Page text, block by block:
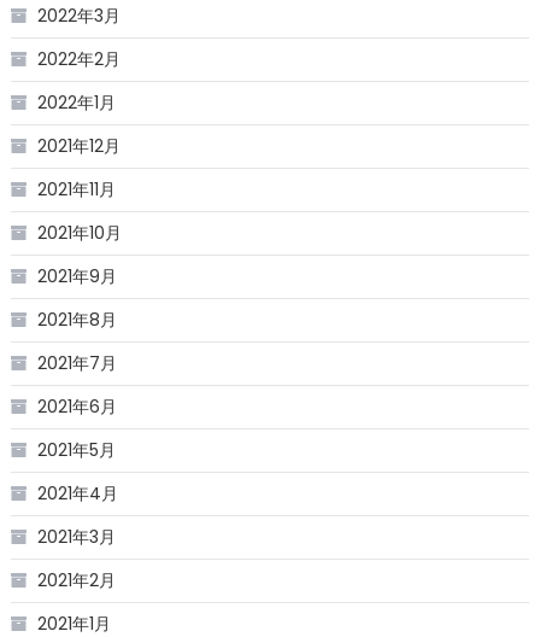
2022年3月
2022年2月
2022年1月
2021年12月
2021年11月
2021年10月
2021年9月
2021年8月
2021年7月
2021年6月
2021年5月
2021年4月
2021年3月
2021年2月
2021年1月